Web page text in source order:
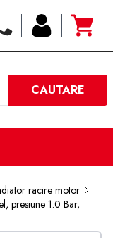
CAUTARE
racire motor
presiune 1.0 Bar,